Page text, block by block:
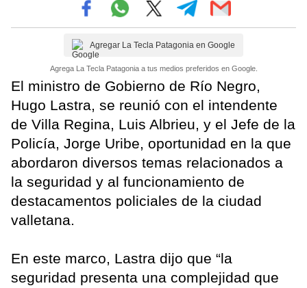
Agregar La Tecla Patagonia en Google
Agrega La Tecla Patagonia a tus medios preferidos en Google.
El ministro de Gobierno de Río Negro,
Hugo Lastra, se reunió con el intendente
de Villa Regina, Luis Albrieu, y el Jefe de la
Policía, Jorge Uribe, oportunidad en la que
abordaron diversos temas relacionados a
la seguridad y al funcionamiento de
destacamentos policiales de la ciudad
valletana.
En este marco, Lastra dijo que “la
seguridad presenta una complejidad que